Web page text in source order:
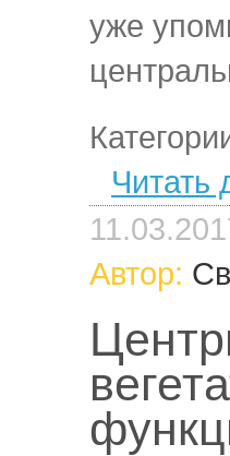
уже
Читать
Автор: